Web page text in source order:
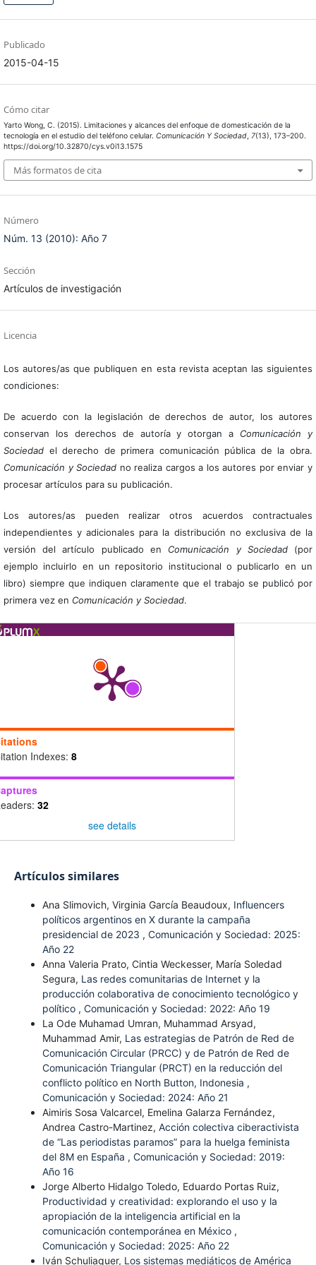
Publicado
2015-04-15
Cómo citar
Yarto Wong, C. (2015). Limitaciones y alcances del enfoque de domesticación de la
tecnología en el estudio del teléfono celular. Comunicación Y Sociedad, 7(13), 173–200.
https://doi.org/10.32870/cys.v0i13.1575
Más formatos de cita
Número
Núm. 13 (2010): Año 7
Sección
Artículos de investigación
Licencia
Los autores/as que publiquen en esta revista aceptan las siguientes
condiciones:
De acuerdo con la legislación de derechos de autor, los autores
conservan los derechos de autoría y otorgan a Comunicación y
Sociedadel derecho de primera comunicación pública de la obra.
Comunicación y Sociedad no realiza cargos a los autores por enviar y
procesar artículos para su publicación.
Los autores/as pueden realizar otros acuerdos contractuales
independientes y adicionales para la distribución no exclusiva de la
versión del artículo publicado en Comunicación y Sociedad(por
ejemplo incluirlo en un repositorio institucional o publicarlo en un
libro) siempre que indiquen claramente que el trabajo se publicó por
primera vez en Comunicación y Sociedad.
Indexes: 8
32
see details
Artículos similares
Ana Slimovich, Virginia García Beaudoux, Influencers
políticos argentinos en X durante la campaña
presidencial de 2023 , Comunicación y Sociedad: 2025:
Año 22
Anna Valeria Prato, Cintia Weckesser, María Soledad
Segura, Las redes comunitarias de Internet y la
producción colaborativa de conocimiento tecnológico y
político , Comunicación y Sociedad: 2022: Año 19
La Ode Muhamad Umran, Muhammad Arsyad,
Muhammad Amir, Las estrategias de Patrón de Red de
Comunicación Circular (PRCC) y de Patrón de Red de
Comunicación Triangular (PRCT) en la reducción del
conflicto político en North Button, Indonesia ,
Comunicación y Sociedad: 2024: Año 21
Aimiris Sosa Valcarcel, Emelina Galarza Fernández,
Andrea Castro-Martinez, Acción colectiva ciberactivista
de “Las periodistas paramos” para la huelga feminista
del 8M en España , Comunicación y Sociedad: 2019:
Año 16
Jorge Alberto Hidalgo Toledo, Eduardo Portas Ruiz,
Productividad y creatividad: explorando el uso y la
apropiación de la inteligencia artificial en la
comunicación contemporánea en México ,
Comunicación y Sociedad: 2025: Año 22
Iván Schuliaquer, Los sistemas mediáticos de América